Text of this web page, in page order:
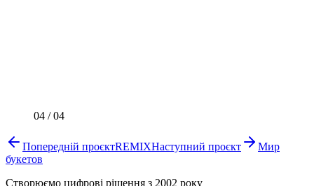
04 / 04
Попередній проєктREMIXНаступний проєкт
Мир
букетов
Створюємо цифрові рішення з 2002 року